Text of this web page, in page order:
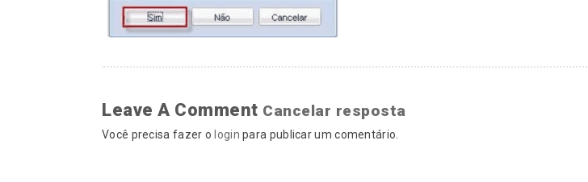
Leave A Comment Cancelar resposta
Você precisa fazer o login para publicar um comentário.